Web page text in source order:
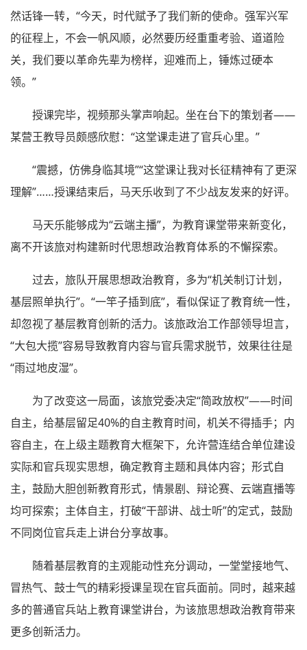
然话锋一转，“今天，时代赋予了我们新的使命。强军兴军
的征程上，不会一帆风顺，必然要历经重重考验、道道险
关，我们要以革命先辈为榜样，迎难而上，锤炼过硬本
领。”
授课完毕，视频那头掌声响起。坐在台下的策划者——
某营王教导员颇感欣慰：“这堂课走进了官兵心里。”
“震撼，仿佛身临其境”“这堂课让我对长征精神有了更深
理解”……授课结束后，马天乐收到了不少战友发来的好评。
马天乐能够成为“云端主播”，为教育课堂带来新变化，
离不开该旅对构建新时代思想政治教育体系的不懈探索。
过去，旅队开展思想政治教育，多为“机关制订计划，
基层照单执行”。“一竿子插到底”，看似保证了教育统一性，
却忽视了基层教育创新的活力。该旅政治工作部领导坦言，
“大包大揽”容易导致教育内容与官兵需求脱节，效果往往是
“雨过地皮湿”。
为了改变这一局面，该旅党委决定“简政放权”——时间
自主，给基层留足40%的自主教育时间，机关不得插手；内
容自主，在上级主题教育大框架下，允许营连结合单位建设
实际和官兵现实思想，确定教育主题和具体内容；形式自
主，鼓励大胆创新教育形式，情景剧、辩论赛、云端直播等
均可探索；主体自主，打破“干部讲、战士听”的定式，鼓励
不同岗位官兵走上讲台分享故事。
随着基层教育的主观能动性充分调动，一堂堂接地气、
冒热气、鼓士气的精彩授课呈现在官兵面前。同时，越来越
多的普通官兵站上教育课堂讲台，为该旅思想政治教育带来
更多创新活力。